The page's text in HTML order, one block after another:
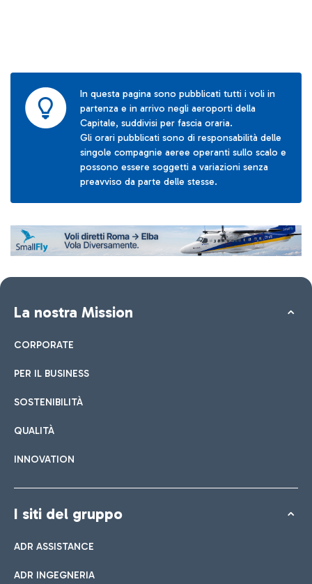
In questa pagina sono pubblicati tutti i voli in
partenza e in arrivo negli aeroporti della
Capitale, suddivisi per fascia oraria.
Gli orari pubblicati sono di responsabilità delle
singole compagnie aeree operanti sullo scalo e
possono essere soggetti a variazioni senza
preavviso da parte delle stesse.
La nostra Mission
CORPORATE
PER IL BUSINESS
SOSTENIBILITÀ
QUALITÀ
INNOVATION
I siti del gruppo
ADR ASSISTANCE
ADR INGEGNERIA